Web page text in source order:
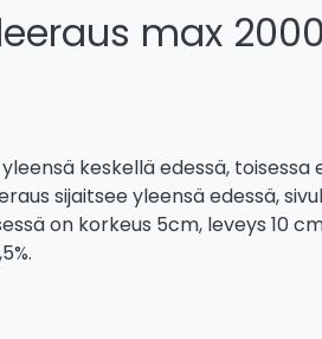
max
keskellä edessä, toisessa
sijaitsee yleensä edessä,
on korkeus 5cm, leveys 10